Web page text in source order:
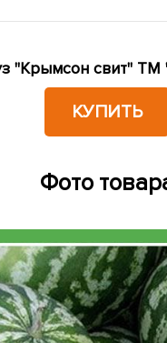
"Крымсон свит" ТМ
КУПИТЬ
Фото